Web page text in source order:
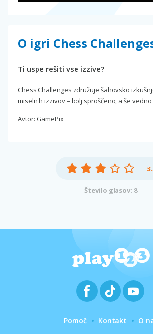
O igri Chess
Ti uspe rešiti vse izzive?
Chess Challenges združuje šahovsko
miselnih izzivov – bolj sproščeno, a še
Avtor: GamePix
Število glasov: 8
Pomoč Kontakt O